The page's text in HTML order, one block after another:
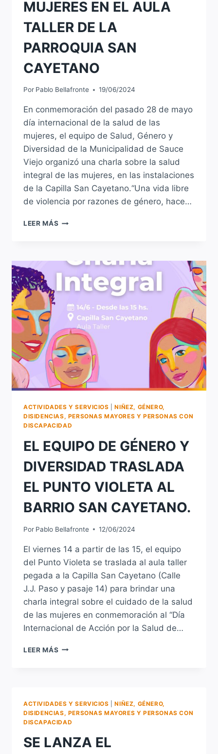
MUJERES EN EL AULA
TALLER DE LA
PARROQUIA SAN
CAYETANO
Por Pablo Bellafronte 19/06/2024
En conmemoración del pasado 28 de mayo
día internacional de la salud de las
mujeres, el equipo de Salud, Género y
Diversidad de la Municipalidad de Sauce
Viejo organizó una charla sobre la salud
integral de las mujeres, en las instalaciones
de la Capilla San Cayetano.“Una vida libre
de violencia por razones de género, hace…
LEER MÁS CHARLA
INTEGRAL
DE
LAS
MUJERES
EN
AULA
TALLER
DE
LA
PARROQUIA
SAN
CAYETANO
ACTIVIDADES Y SERVICIOS |NIÑEZ, GÉNERO,
DISIDENCIAS, PERSONAS MAYORES Y PERSONAS CON
DISCAPACIDAD
EL EQUIPO DE GÉNERO Y
DIVERSIDAD TRASLADA
EL PUNTO VIOLETA AL
BARRIO SAN CAYETANO.
Por Pablo Bellafronte 12/06/2024
El viernes 14 a partir de las 15, el equipo
del Punto Violeta se traslada al aula taller
pegada a la Capilla San Cayetano (Calle
J.J. Paso y pasaje 14) para brindar una
charla integral sobre el cuidado de la salud
de las mujeres en conmemoración al “Día
Internacional de Acción por la Salud de…
LEER MÁS EL
TRASLADA
EL
VIOLETA
AL
ACTIVIDADES Y SERVICIOS |NIÑEZ, GÉNERO,
DISIDENCIAS, PERSONAS MAYORES Y PERSONAS CON
DISCAPACIDAD
SE LANZA EL